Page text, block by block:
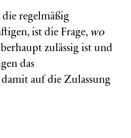
die regelmäßig
ist die Frage, wo
zulässig ist und
das
auf die Zulassung